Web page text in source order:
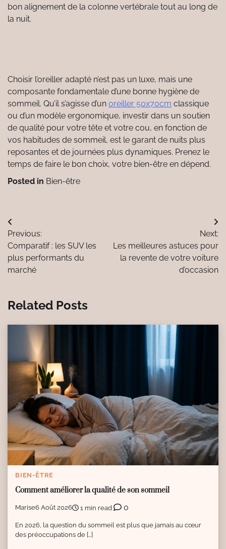
bon alignement de la colonne vertébrale tout au long de
la nuit.
Choisir l’oreiller adapté n’est pas un luxe, mais une
composante fondamentale d’une bonne hygiène de
sommeil. Qu’il s’agisse d’un oreiller 50x70cm classique
ou d’un modèle ergonomique, investir dans un soutien
de qualité pour votre tête et votre cou, en fonction de
vos habitudes de sommeil, est le garant de nuits plus
reposantes et de journées plus dynamiques. Prenez le
temps de faire le bon choix, votre bien-être en dépend.
Posted in Bien-être
Navigation
de
l’article
Previous:
Comparatif : les SUV les
plus performants du
marché
Next:
Les meilleures astuces pour
la revente de votre voiture
d’occasion
Related Posts
BIEN-ÊTRE
Comment améliorer la qualité de son sommeil
Marise6 Août 2026 1 min read 0
En 2026, la question du sommeil est plus que jamais au cœur
des préoccupations de […]